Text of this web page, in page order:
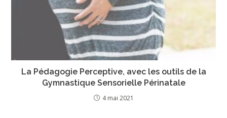
La Pédagogie Perceptive, avec les outils de la
Gymnastique Sensorielle Périnatale
4 mai 2021